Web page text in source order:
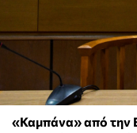
«Καμπάνα» από την